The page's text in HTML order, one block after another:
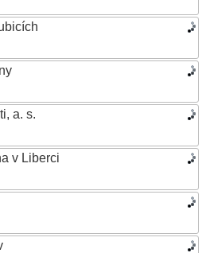
a. s.
v Liberci